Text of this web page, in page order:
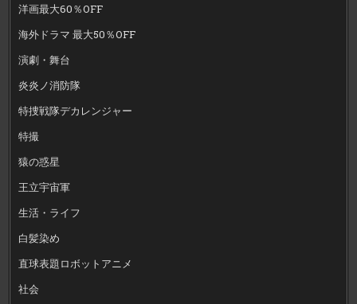
洋画最大60％OFF
海外ドラマ 最大50％OFF
演劇・舞台
炎炎ノ消防隊
特捜戦隊デカレンジャー
特撮
猿の惑星
王立宇宙軍
生活・ライフ
白髪染め
直球表題ロボットアニメ
社会